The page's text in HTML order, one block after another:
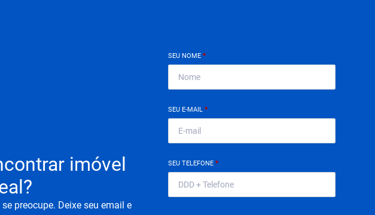
imóvel
se preocupe. Deixe seu email e
SEU NOME *
SEU E-MAIL *
SEU TELEFONE *